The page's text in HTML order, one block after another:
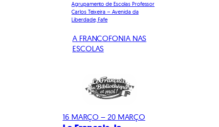
Agrupamento de Escolas Professor
Carlos Teixeira – Avenida da
Liberdade, Fafe
A FRANCOFONIA NAS
ESCOLAS
16 MARÇO – 20 MARÇO